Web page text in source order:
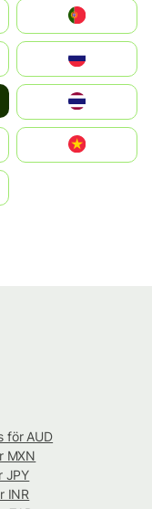
för AUD
MXN
JPY
INR